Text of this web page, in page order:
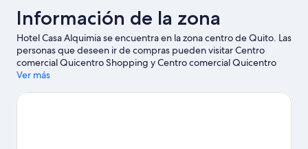
Información de la zona
Hotel Casa Alquimia se encuentra en la zona centro de Quito. Las
personas que deseen ir de compras pueden visitar Centro
comercial Quicentro Shopping y Centro comercial Quicentro
Sur, Quito, Ecuador, mientras que quienes quieran apreciar la
Parque El Ejido. También puedes darte una vuelta por Catedral
Ver más